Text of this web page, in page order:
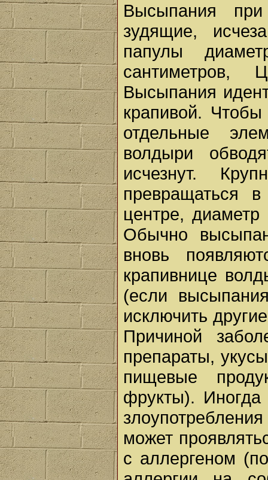
Высыпания при
зудящие,
папулы
сантиметров,
Высыпания
крапивой.
отдельные
волдыри
исчезнут.
превращаться
центре,
Обычно
вновь
крапивнице
(если
исключить
Причиной
препараты,
пищевые
фрукты). Иногда
может
с аллергеном